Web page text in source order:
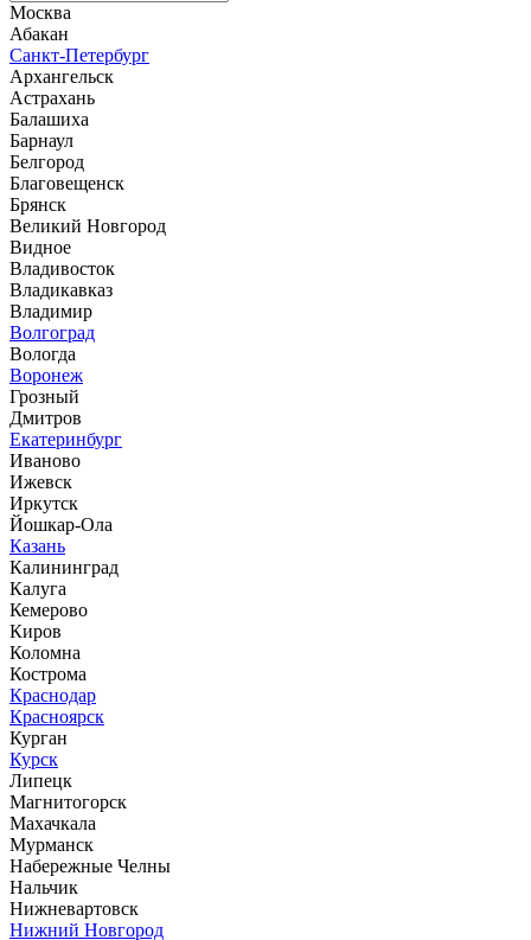
Москва
Абакан
Санкт-Петербург
Архангельск
Астрахань
Балашиха
Барнаул
Белгород
Благовещенск
Брянск
Великий Новгород
Видное
Владивосток
Владикавказ
Владимир
Волгоград
Вологда
Воронеж
Грозный
Дмитров
Екатеринбург
Иваново
Ижевск
Иркутск
Йошкар-Ола
Казань
Калининград
Калуга
Кемерово
Киров
Коломна
Кострома
Краснодар
Красноярск
Курган
Курск
Липецк
Магнитогорск
Махачкала
Мурманск
Набережные Челны
Нальчик
Нижневартовск
Нижний Новгород